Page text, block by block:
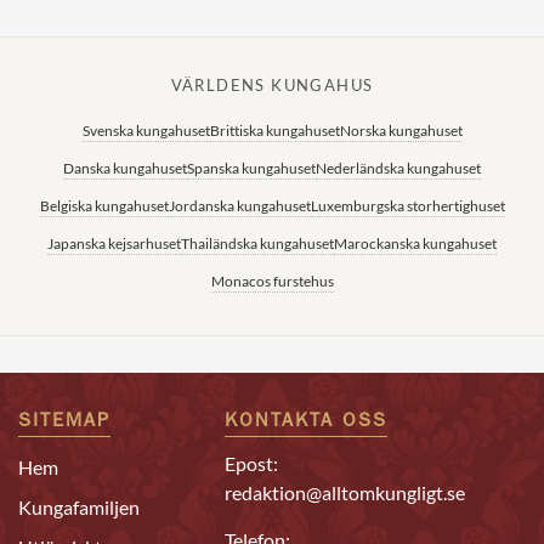
VÄRLDENS KUNGAHUS
Svenska kungahusetBrittiska kungahusetNorska kungahuset
Danska kungahusetSpanska kungahusetNederländska kungahuset
Belgiska kungahusetJordanska kungahusetLuxemburgska storhertighuset
Japanska kejsarhusetThailändska kungahusetMarockanska kungahuset
Monacos furstehus
SITEMAP
Hem
Kungafamiljen
KONTAKTA OSS
Epost:
redaktion@alltomkungligt.se